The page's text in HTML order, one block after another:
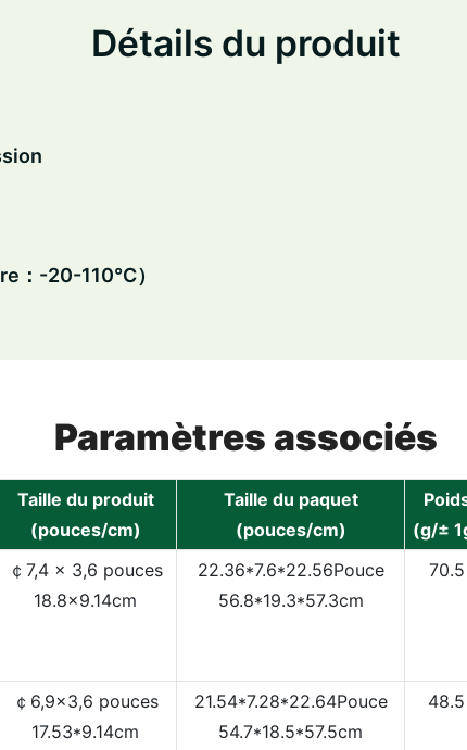
Détails du produit
：-20-110℃）
Paramètres associés
Taille du produit
(pouces/cm)
Taille du paquet
(pouces/cm)
(g/±
￠7,4 x 3,6 pouces
18.8x9.14cm
22.36*7.6*22.56Pouce
56.8*19.3*57.3cm
70.5
￠6,9x3,6 pouces
17.53*9.14cm
21.54*7.28*22.64Pouce
54.7*18.5*57.5cm
48.5